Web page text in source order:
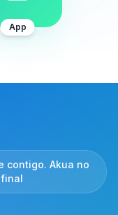
App
contigo. Akua no